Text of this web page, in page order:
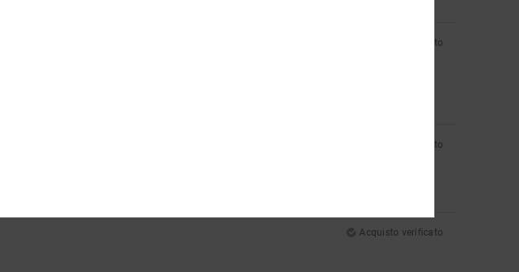
Acquisto verificato
Acquisto verificato
Acquisto verificato